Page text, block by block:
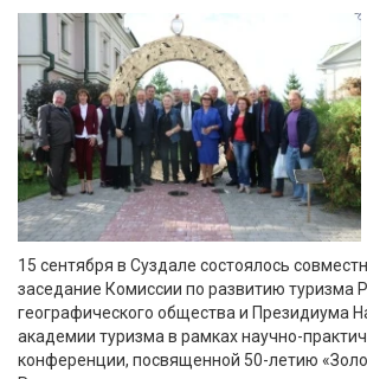
15 сентября в Суздале состоялось
заседание Комиссии по развитию туризма
географического общества и Президиума
академии туризма в рамках научно-
конференции, посвященной 50-летию